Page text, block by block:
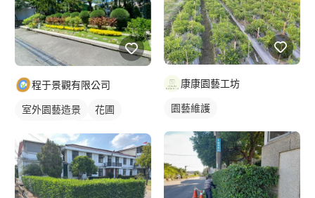
程于景觀有限公司
室外園藝造景
花圃
康康園藝工坊
園藝維護